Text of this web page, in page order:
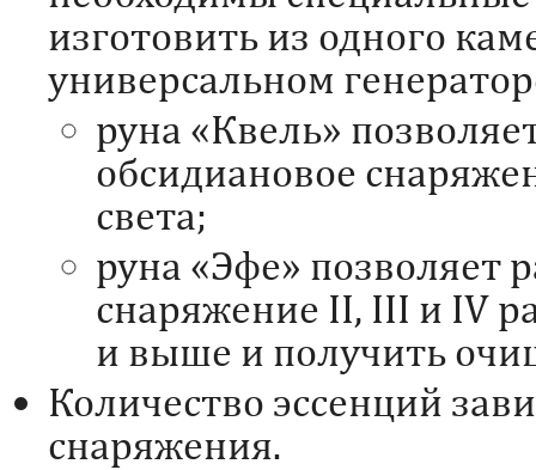
изготовить из одного
универсальном
руна «Квель»
обсидиановое
света;
руна «Эфе» позволяет
снаряжение II, III и IV
и выше и получить
Количество эссенций
снаряжения.